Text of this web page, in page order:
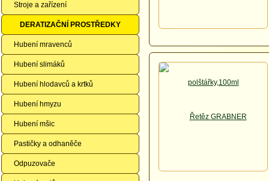
Stroje a zařízení
DERATIZAČNÍ PROSTŘEDKY
Hubení mravenců
Hubení slimáků
Hubení hlodavců a krtků
Hubení hmyzu
Hubení mšic
Pastičky a odhaněče
Odpuzovače